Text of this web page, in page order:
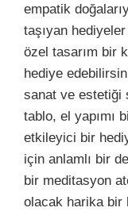
empatik
taşıyan
özel tasarım bir
hediye
sanat ve estetiği
tablo, el yapımı
etkileyici bir
için anlamlı bir
bir meditasyon
olacak harika bir